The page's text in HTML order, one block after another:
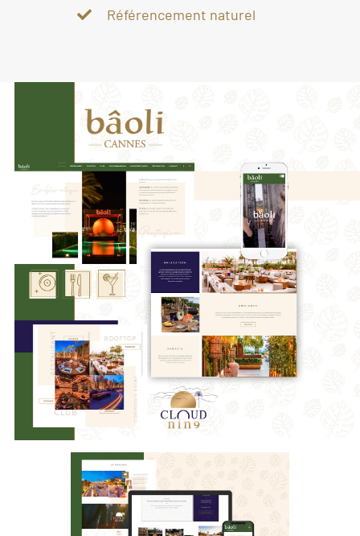
Référencement naturel